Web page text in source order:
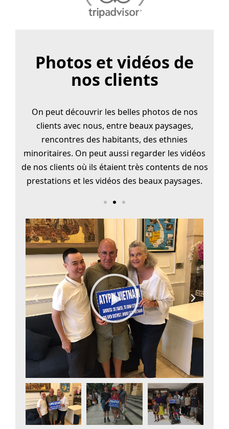
Photos et vidéos de
nos clients
On peut découvrir les belles photos de nos
clients avec nous, entre beaux paysages,
rencontres des habitants, des ethnies
minoritaires. On peut aussi regarder les vidéos
de nos clients où ils étaient très contents de nos
prestations et les vidéos des beaux paysages.